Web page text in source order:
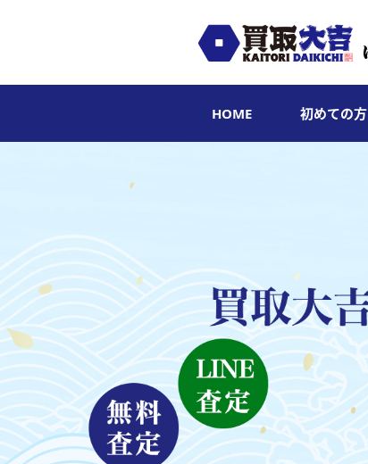
HOME 初めての方